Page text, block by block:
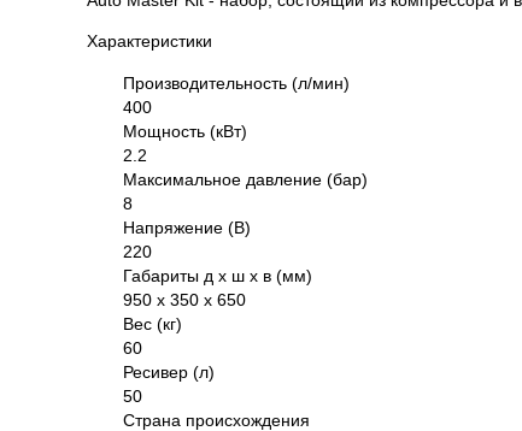
Характеристики
Производительность (л/мин)
400
Мощность (кВт)
2.2
Максимальное давление (бар)
8
Напряжение (В)
220
Габариты д х ш х в (мм)
950 х 350 х 650
Вес (кг)
60
Ресивер (л)
50
Страна происхождения